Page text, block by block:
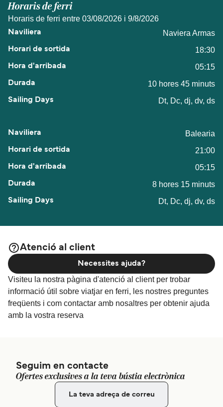
Horaris de ferri
Horaris de ferri entre 03/08/2026 i 9/8/2026
Naviera Armas
18:30
05:15
10 hores 45 minuts
Dt, Dc, dj, dv, ds
Balearia
21:00
05:15
8 hores 15 minuts
Dt, Dc, dj, dv, ds
Atenció al client
Visiteu la nostra pàgina d'atenció al client per trobar
informació útil sobre viatjar en ferri, les nostres preguntes
freqüents i com contactar amb nosaltres per obtenir ajuda
amb la vostra reserva
Necessites ajuda?
Seguim en contacte
Ofertes exclusives a la teva bústia electrònica